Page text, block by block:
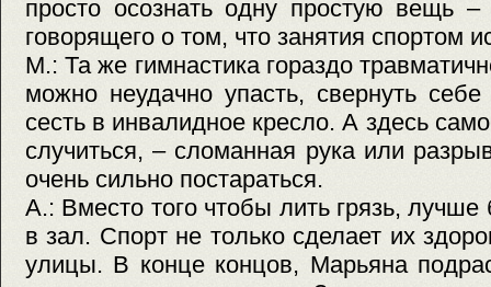
просто осознать одну простую вещь
говорящего о том, что занятия спортом
М.: Та же гимнастика гораздо
можно неудачно упасть, свернуть
сесть в инвалидное кресло. А здесь
случиться, – сломанная рука или
очень сильно постараться.
А.: Вместо того чтобы лить грязь, лучше
в зал. Спорт не только сделает их
улицы. В конце концов, Марьяна